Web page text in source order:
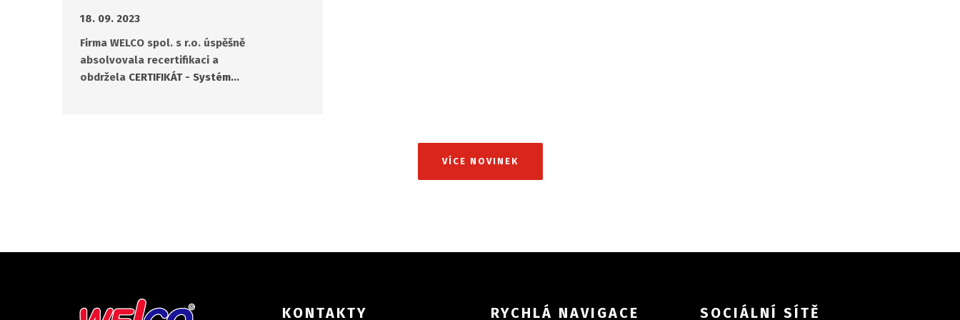
18. 09. 2023
Firma WELCO spol. s r.o. úspěšně
absolvovala recertifikaci a
obdržela CERTIFIKÁT - Systém…
VÍCE NOVINEK
KONTAKTY RYCHLÁ NAVIGACE SOCIÁLNÍ SÍTĚ